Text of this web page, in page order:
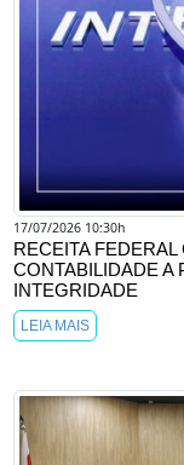
17/07/2026 10:30h
RECEITA
CONTABILIDADE A
INTEGRIDADE
LEIA MAIS